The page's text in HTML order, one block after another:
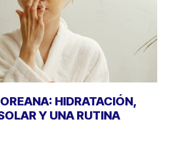
HIDRATACIÓN,
Y UNA RUTINA